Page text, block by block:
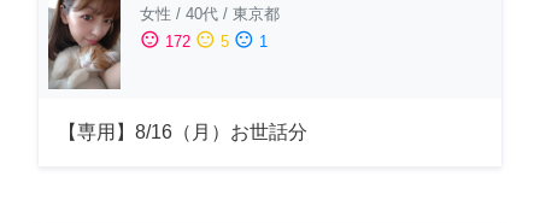
女性 / 40代 / 東京都
sentiment_satisfied 172 sentiment_neutral 5 sentiment_dissatisfied 1
【専用】8/16（月）お世話分